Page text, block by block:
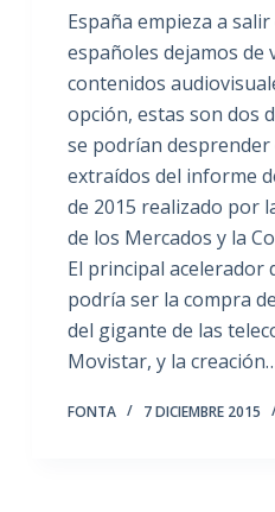
España empieza a
españoles dejamos de
contenidos
opción, estas son dos
se podrían desprender
extraídos del informe
de 2015 realizado por
de los Mercados y la
El principal acelerador
podría ser la compra
del gigante de las
Movistar, y la
FONTA 7 DICIEMBRE 2015